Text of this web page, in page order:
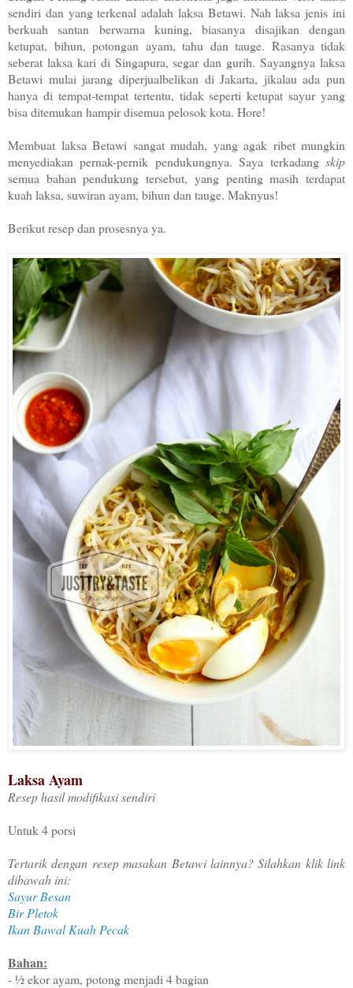
sendiri dan yang terkenal adalah laksa Betawi. Nah laksa jenis ini
berkuah santan berwarna kuning, biasanya disajikan dengan
ketupat, bihun, potongan ayam, tahu dan tauge. Rasanya tidak
seberat laksa kari di Singapura, segar dan gurih. Sayangnya laksa
Betawi mulai jarang diperjualbelikan di Jakarta, jikalau ada pun
hanya di tempat-tempat tertentu, tidak seperti ketupat sayur yang
bisa ditemukan hampir disemua pelosok kota. Hore!
Membuat laksa Betawi sangat mudah, yang agak ribet mungkin
menyediakan pernak-pernik pendukungnya. Saya terkadang skip
semua bahan pendukung tersebut, yang penting masih terdapat
kuah laksa, suwiran ayam, bihun dan tauge. Maknyus!
Berikut resep dan prosesnya ya.
Laksa Ayam
Resep hasil modifikasi sendiri
Untuk 4 porsi
Tertarik dengan resep masakan Betawi lainnya? Silahkan klik link
dibawah ini:
Sayur Besan
Bir Pletok
Ikan Bawal Kuah Pecak
Bahan:
- ½ ekor ayam, potong menjadi 4 bagian